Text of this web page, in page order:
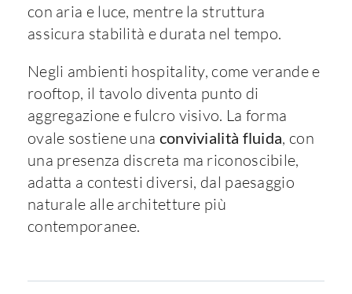
con aria e luce, mentre la struttura
assicura stabilità e durata nel tempo.
Negli ambienti hospitality, come verande e
rooftop, il tavolo diventa punto di
aggregazione e fulcro visivo. La forma
ovale sostiene una convivialità fluida, con
una presenza discreta ma riconoscibile,
adatta a contesti diversi, dal paesaggio
naturale alle architetture più
contemporanee.